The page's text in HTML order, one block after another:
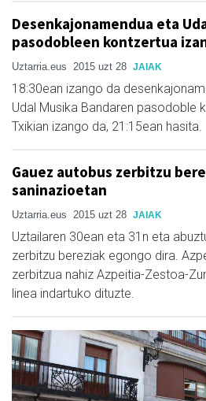
Desenkajonamendua eta
pasodobleen kontzertua
Uztarria.eus 2015 uzt 28 JAIAK
18:30ean izango da
Udal Musika Bandaren pasodoble
Txikian izango da, 21:15ean hasita.
Gauez autobus zerbitzu
saninazioetan
Uztarria.eus 2015 uzt 28 JAIAK
Uztailaren 30ean eta 31n eta
zerbitzu bereziak egongo dira.
zerbitzua nahiz Azpeitia-Zestoa-
linea indartuko dituzte.